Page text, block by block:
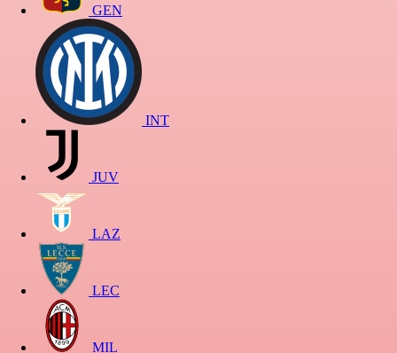
GEN
INT
JUV
LAZ
LEC
MIL